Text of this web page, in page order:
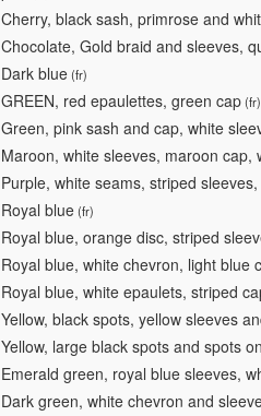
Cherry, black sash, primrose and
Chocolate, Gold braid and sleeves,
Dark blue(fr)
GREEN, red epaulettes, green cap(fr)
Green, pink sash and cap, white
Maroon, white sleeves, maroon cap,
Purple, white seams, striped
Royal blue(fr)
Royal blue, orange disc, striped
Royal blue, white chevron, light blue
Royal blue, white epaulets, striped
Yellow, black spots, yellow sleeves
Yellow, large black spots and spots
Emerald green, royal blue sleeves,
Dark green, white chevron and